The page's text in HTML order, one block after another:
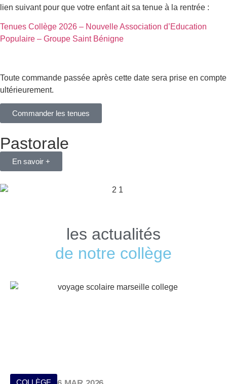
lien suivant pour que votre enfant ait sa tenue à la rentrée :
Tenues Collège 2026 – Nouvelle Association d’Education
Populaire – Groupe Saint Bénigne
Toute commande passée après cette date sera prise en compte
ultérieurement.
Commander les tenues
Pastorale
En savoir +
les actualités
de notre collège
COLLÈGE